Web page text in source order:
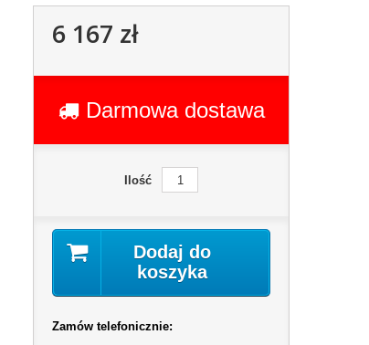
6 167 zł
Darmowa dostawa
Ilość
Dodaj do
koszyka
Zamów telefonicznie: